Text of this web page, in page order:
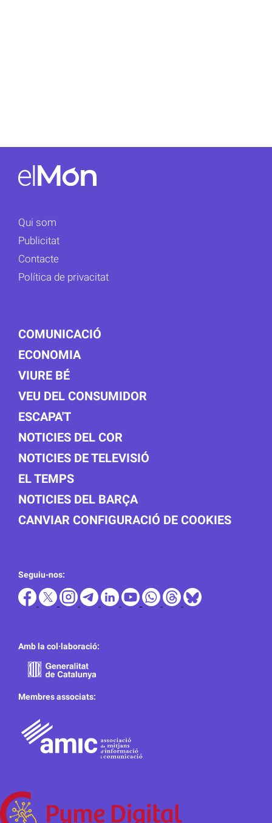
Qui som
Publicitat
Contacte
Política de privacitat
COMUNICACIÓ
ECONOMIA
VIURE BÉ
VEU DEL CONSUMIDOR
ESCAPA'T
NOTICIES DEL COR
NOTICIES DE TELEVISIÓ
EL TEMPS
NOTICIES DEL BARÇA
CANVIAR CONFIGURACIÓ DE COOKIES
Seguiu-nos:
Amb la col·laboració:
Membres associats: